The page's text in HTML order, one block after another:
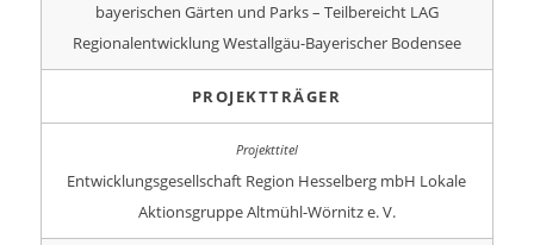
bayerischen Gärten und Parks – Teilbereicht LAG
Regionalentwicklung Westallgäu-Bayerischer Bodensee
PROJEKTTRÄGER
Entwicklungsgesellschaft Region Hesselberg mbH Lokale
Aktionsgruppe Altmühl-Wörnitz e. V.